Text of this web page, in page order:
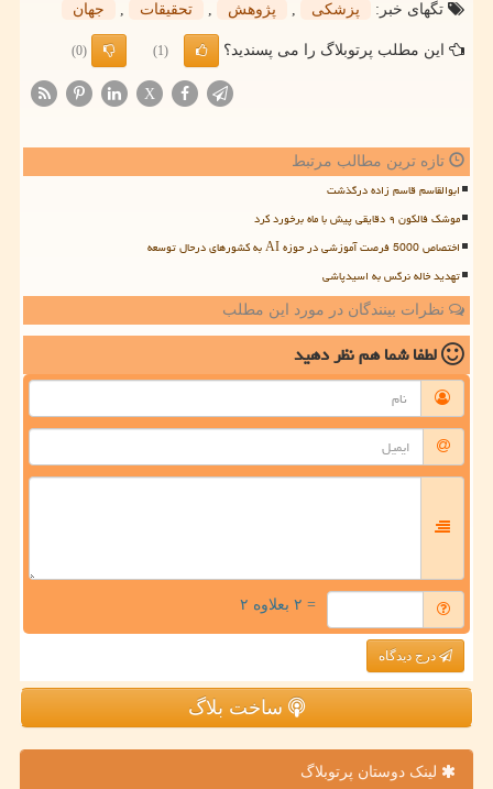
تگهای خبر:
پزشكی , پژوهش , تحقیقات , جهان
این مطلب پرتوبلاگ را می پسندید؟ (1)
(0)
X
تازه ترین مطالب مرتبط
ابوالقاسم قاسم زاده درگذشت
موشک فالکون ۹ دقایقی پیش با ماه برخورد کرد
اختصاص 5000 فرصت آموزشی در حوزه AI به کشورهای درحال توسعه
تهدید خاله نرگس به اسیدپاشی
نظرات بینندگان در مورد این مطلب
لطفا شما همنظر دهید
= ۲ بعلاوه ۲
درج دیدگاه
ساخت بلاگ
لینک دوستان پرتوبلاگ